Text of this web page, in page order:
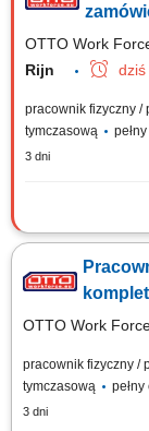
zależności od
OTTO Work
Rijn
dziś
pracownik fizyczny /
tymczasową
3 dni
Opis stanowiska
przygotowywanie
zgodnie z
OTTO Work
pracownik fizyczny /
tymczasową
pełny
3 dni